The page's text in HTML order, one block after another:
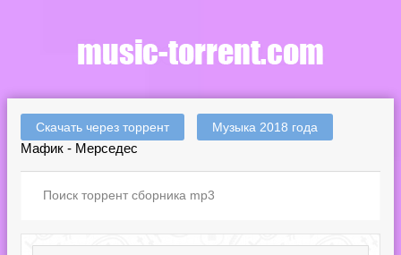
Скачать через торрент Музыка 2018 года
Мафик - Мерседес